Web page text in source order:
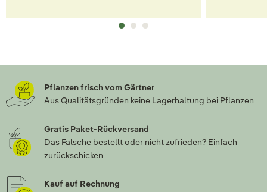
Pflanzen frisch vom Gärtner
Aus Qualitätsgründen keine Lagerhaltung bei Pflanzen
Gratis Paket-Rückversand
Das Falsche bestellt oder nicht zufrieden? Einfach
zurückschicken
Kauf auf Rechnung